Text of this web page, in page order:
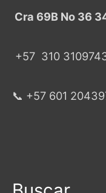
Cra 69B No 36
+57 310
📞 +57 601